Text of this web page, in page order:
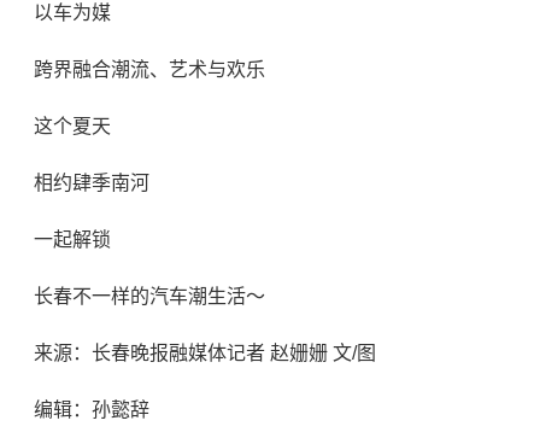
以车为媒
跨界融合潮流、艺术与欢乐
这个夏天
相约肆季南河
一起解锁
长春不一样的汽车潮生活～
来源：长春晚报融媒体记者 赵姗姗 文/图
编辑：孙懿辞